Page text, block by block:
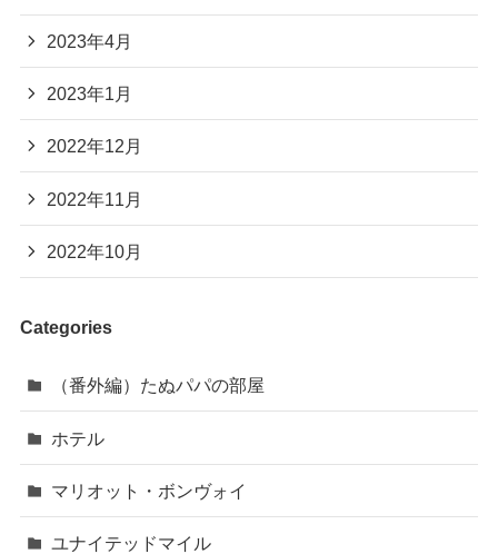
2023年4月
2023年1月
2022年12月
2022年11月
2022年10月
Categories
（番外編）たぬパパの部屋
ホテル
マリオット・ボンヴォイ
ユナイテッドマイル